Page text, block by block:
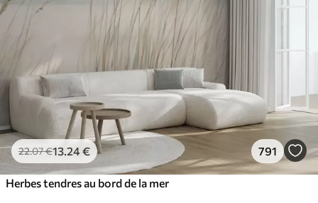
22.07€13 .24€ 791
Herbes tendres au bord de la mer